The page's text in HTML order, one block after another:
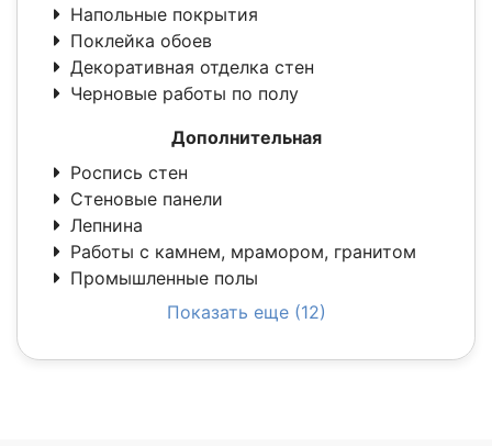
Напольные покрытия
Поклейка обоев
Декоративная отделка стен
Черновые работы по полу
Дополнительная
Роспись стен
Стеновые панели
Лепнина
Работы с камнем, мрамором, гранитом
Промышленные полы
Показать еще (12)